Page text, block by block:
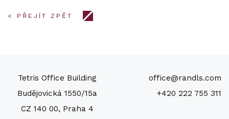
< PŘEJÍT ZPĚT
Tetris Office Building
Budějovická 1550/15a
CZ 140 00, Praha 4
office@randls.com
+420 222 755 311